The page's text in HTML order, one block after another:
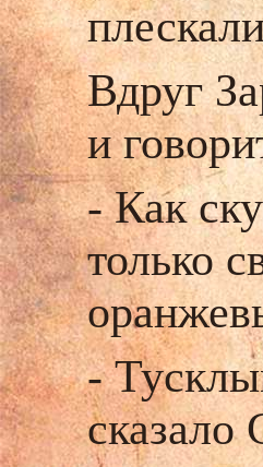
Вдруг
и
- Как
только
-
сказало